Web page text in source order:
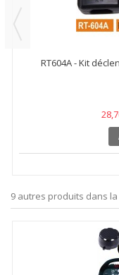
RT604A - Kit
9 autres produits dans